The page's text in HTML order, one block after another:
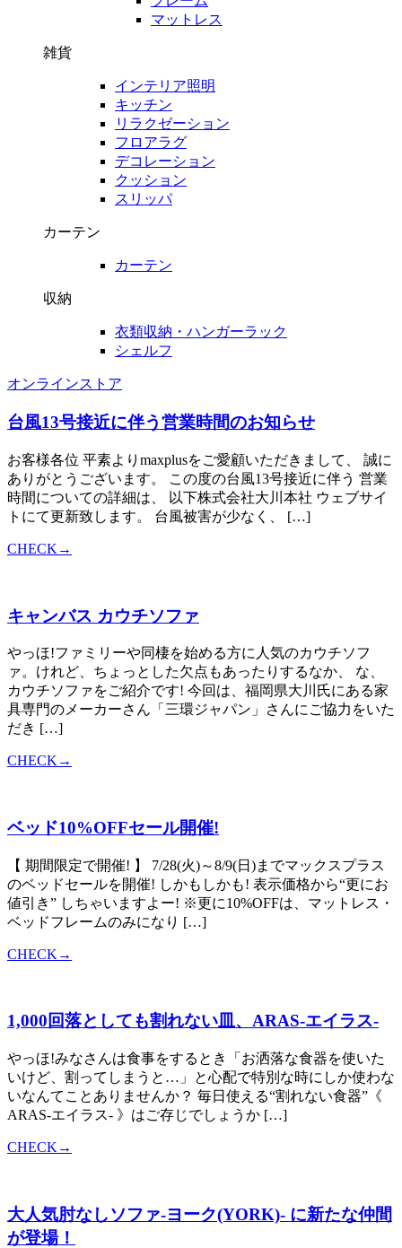
マットレス
雑貨
インテリア照明
キッチン
リラクゼーション
フロアラグ
デコレーション
クッション
スリッパ
カーテン
カーテン
収納
衣類収納・ハンガーラック
シェルフ
オンラインストア
台風13号接近に伴う営業時間のお知らせ
お客様各位 平素よりmaxplusをご愛顧いただきまして、 誠に
ありがとうございます。 この度の台風13号接近に伴う 営業
時間についての詳細は、 以下株式会社大川本社 ウェブサイ
トにて更新致します。 台風被害が少なく、 […]
CHECK→
キャンバス カウチソファ
やっほ!ファミリーや同棲を始める方に人気のカウチソフ
ァ。けれど、ちょっとした欠点もあったりするなか、 な、
カウチソファをご紹介です! 今回は、福岡県大川氏にある家
具専門のメーカーさん「三環ジャパン」さんにご協力をいた
だき […]
CHECK→
ベッド10%OFFセール開催!
【 期間限定で開催! 】 7/28(火)～8/9(日)までマックスプラス
のベッドセールを開催! しかもしかも! 表示価格から“更にお
値引き” しちゃいますよー! ※更に10%OFFは、マットレス・
ベッドフレームのみになり […]
CHECK→
1,000回落としても割れない皿、ARAS-エイラス-
やっほ!みなさんは食事をするとき「お洒落な食器を使いた
いけど、割ってしまうと…」と心配で特別な時にしか使わな
いなんてことありませんか？ 毎日使える“割れない食器”《
ARAS-エイラス- 》はご存じでしょうか […]
CHECK→
大人気肘なしソファ-ヨーク(YORK)- に新たな仲間
が登場！